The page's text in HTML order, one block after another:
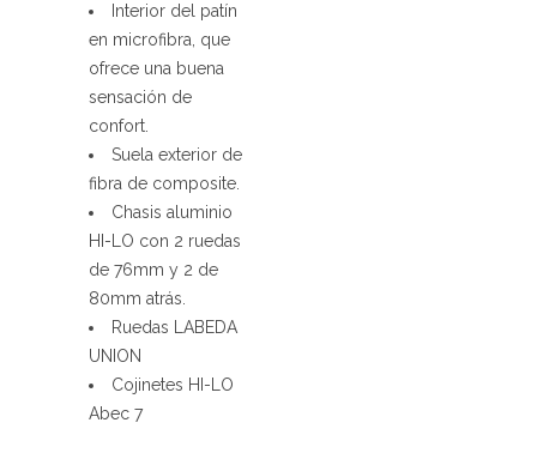
Interior del patín
en microfibra, que
ofrece una buena
sensación de
confort.
Suela exterior de
fibra de composite.
Chasis aluminio
HI-LO con 2 ruedas
de 76mm y 2 de
80mm atrás.
Ruedas LABEDA
UNION
Cojinetes HI-LO
Abec 7